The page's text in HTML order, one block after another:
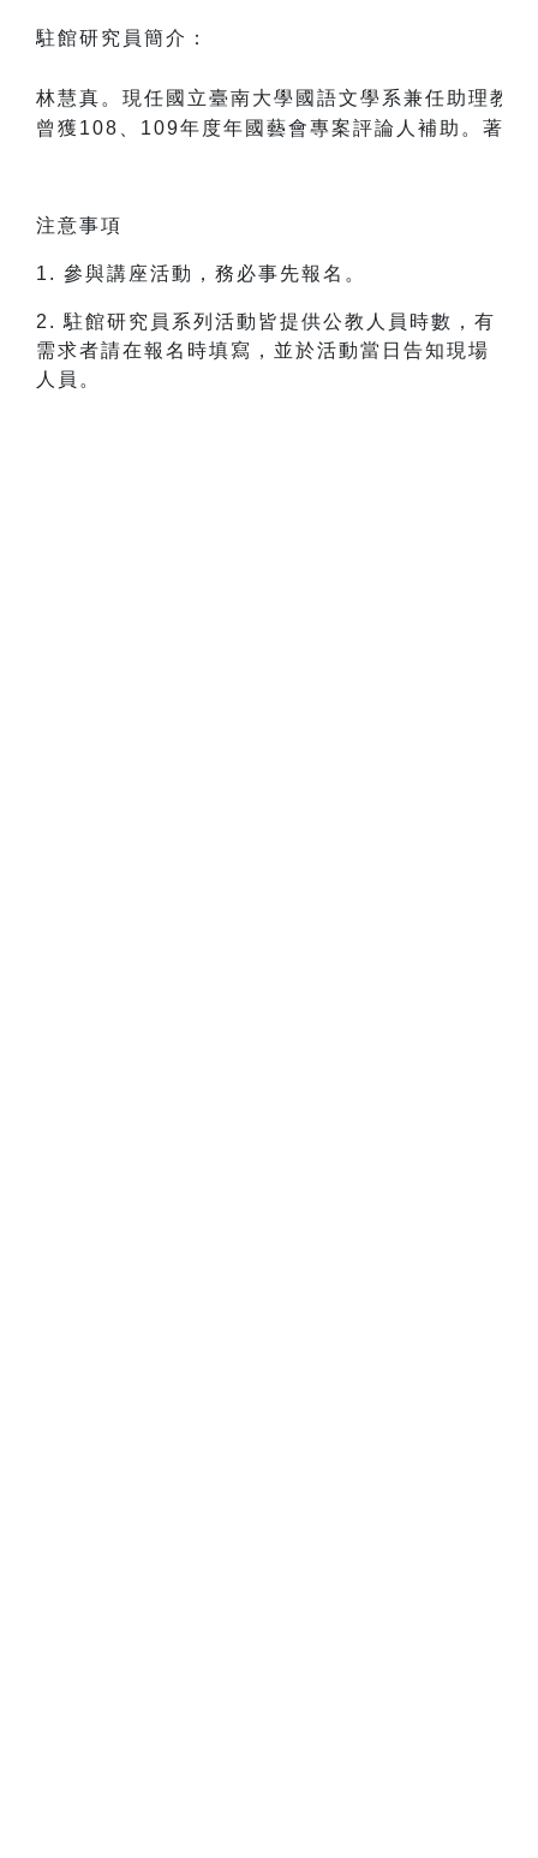
駐館研究員簡介：
林慧真。現任國立臺南大學國語文學系兼任助理教
曾獲108、109年度年國藝會專案評論人補助。著有
注意事項
1. 參與講座活動，務必事先報名。
2. 駐館研究員系列活動皆提供公教人員時數，有
需求者請在報名時填寫，並於活動當日告知現場
人員。